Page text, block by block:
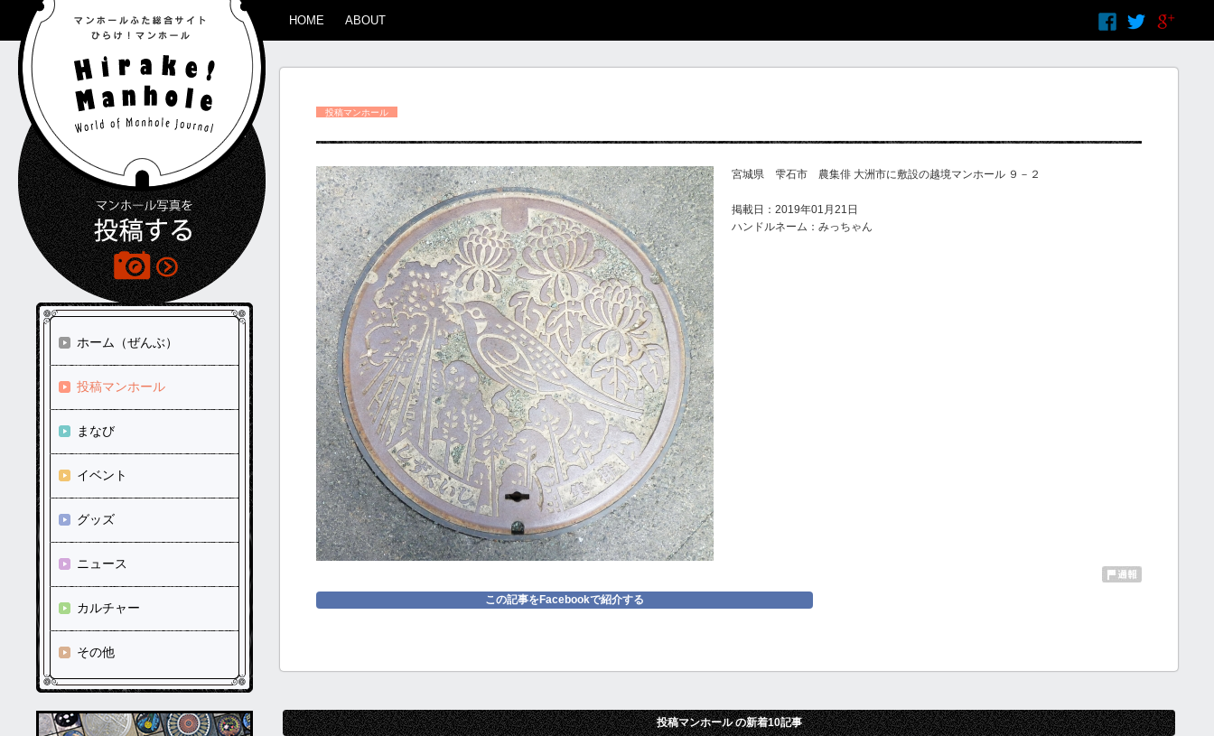
HOME ABOUT
ホーム（ぜんぶ）
投稿マンホール
まなび
イベント
グッズ
ニュース
カルチャー
その他
投稿マンホール
宮城県 雫石市 農集俳 大洲市に敷設の越境マンホール ９－２
掲載日：2019年01月21日
ハンドルネーム：みっちゃん
この記事をFacebookで紹介する
投稿マンホール の新着10記事